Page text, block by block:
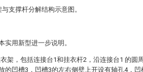
支撑杆分解结构示意图。
实用新型进一步说明。
架，包括连接台1和挂衣杆2，沿连接台1 的圆
的凹槽3，凹槽3的左右侧壁上开设有轴孔4，凹